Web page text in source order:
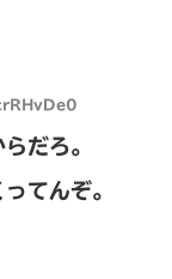
だろ。
てんぞ。